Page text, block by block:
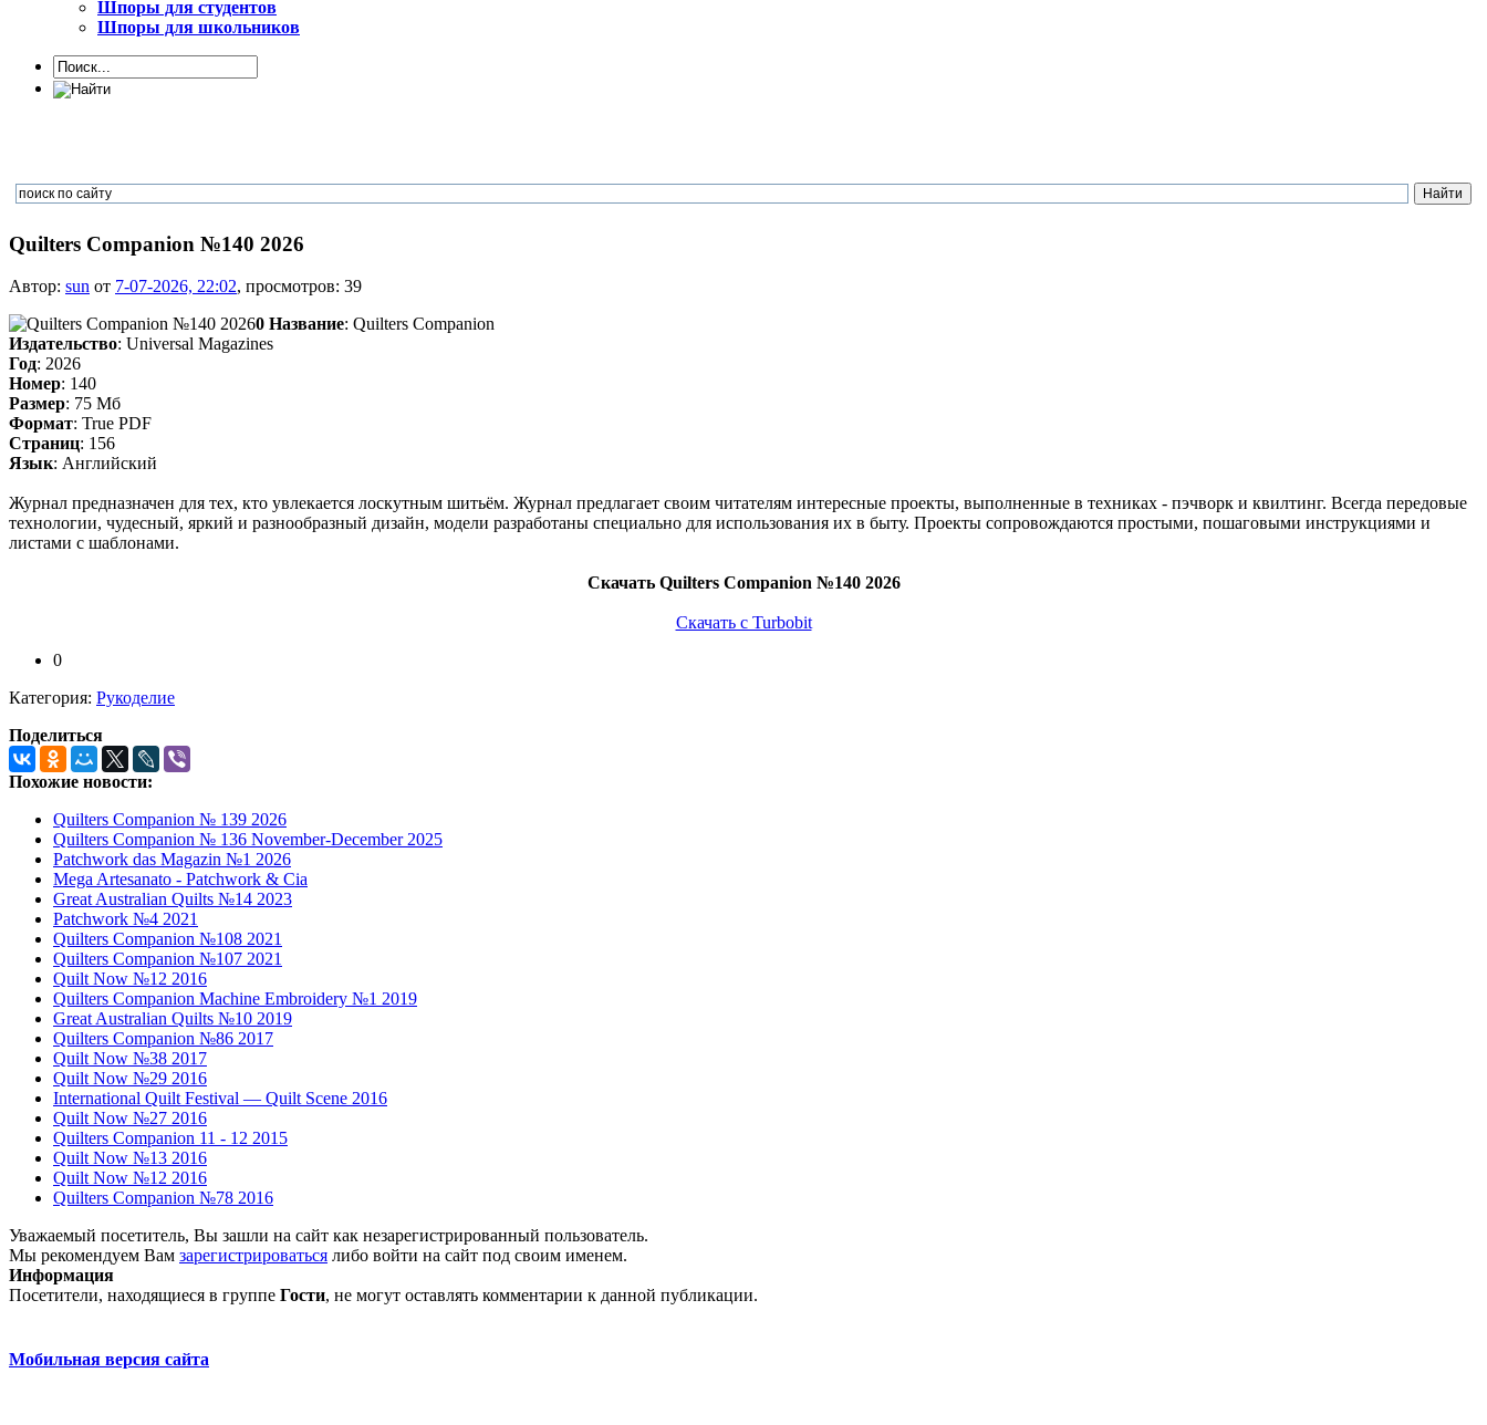
Шпоры для студентов
Шпоры для школьников
Quilters Companion №140 2026
Автор: sun от 7-07-2026, 22:02, просмотров: 39
0 Название: Quilters Companion
Издательство: Universal Magazines
Год: 2026
Номер: 140
Размер: 75 Мб
Формат: True PDF
Страниц: 156
Язык: Английский
Журнал предназначен для тех, кто увлекается лоскутным шитьём. Журнал предлагает своим читателям интересные проекты, выполненные в техниках - пэчворк и квилтинг. Всегда передовые
технологии, чудесный, яркий и разнообразный дизайн, модели разработаны специально для использования их в быту. Проекты сопровождаются простыми, пошаговыми инструкциями и
листами с шаблонами.
Скачать Quilters Companion №140 2026
Скачать с Turbobit
0
Категория: Рукоделие
Поделиться
Похожие новости:
Quilters Companion № 139 2026
Quilters Companion № 136 November-December 2025
Patchwork das Magazin №1 2026
Mega Artesanato - Patchwork & Cia
Great Australian Quilts №14 2023
Patchwork №4 2021
Quilters Companion №108 2021
Quilters Companion №107 2021
Quilt Now №12 2016
Quilters Companion Machine Embroidery №1 2019
Great Australian Quilts №10 2019
Quilters Companion №86 2017
Quilt Now №38 2017
Quilt Now №29 2016
International Quilt Festival — Quilt Scene 2016
Quilt Now №27 2016
Quilters Companion 11 - 12 2015
Quilt Now №13 2016
Quilt Now №12 2016
Quilters Companion №78 2016
Уважаемый посетитель, Вы зашли на сайт как незарегистрированный пользователь.
Мы рекомендуем Вам зарегистрироваться либо войти на сайт под своим именем.
Информация
Посетители, находящиеся в группе Гости, не могут оставлять комментарии к данной публикации.
Мобильная версия сайта